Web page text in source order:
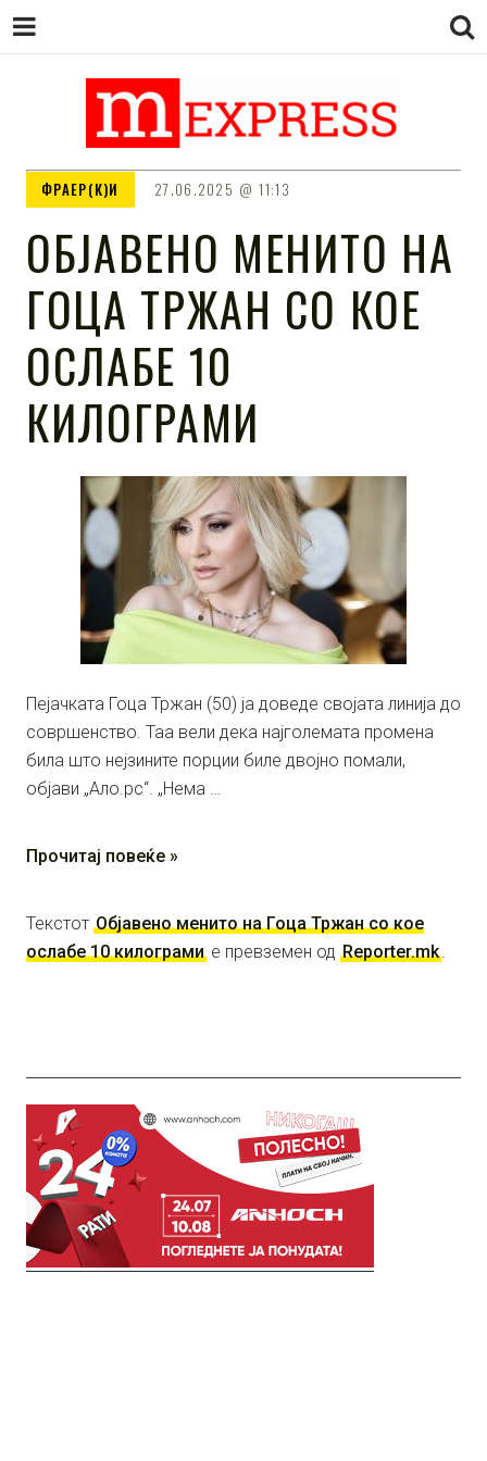
M EXPRESS
ФРАЕР(К)И 27.06.2025 11:13
ОБЈАВЕНО МЕНИТО НА
ГОЦА ТРЖАН СО КОЕ
ОСЛАБЕ 10
КИЛОГРАМИ
Пејачката Гоца Тржан (50) ја доведе својата линија до
совршенство. Таа вели дека најголемата промена
била што нејзините порции биле двојно помали,
објави „Ало.рс“. „Нема …
Прочитај повеќе »
Текстот Објавено менито на Гоца Тржан со кое
ослабе 10 килограми е превземен од Reporter.mk.